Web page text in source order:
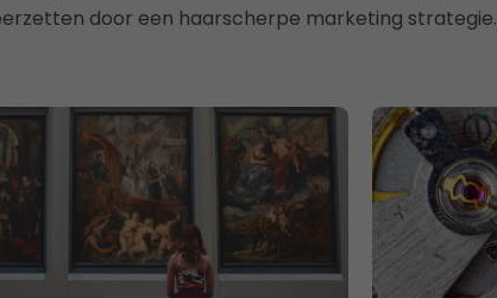
door een haarscherpe marketing strategie.